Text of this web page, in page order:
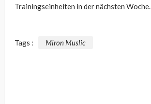
Trainingseinheiten in der nächsten Woche.
Tags : Miron Muslic